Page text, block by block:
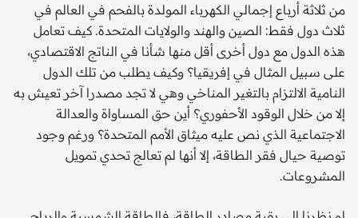
من ثلاثة أرباع إجمالي الكهرباء المولدة بالفحم في العالم في
ثلاث دول فقط: الصين والهند والولايات المتحدة. كيف تعامل
هذه الدول مع دول أخرى أقل منها شأنا في الناتج الاقتصادي،
على سبيل المثال في إفريقيا؟ وكيف يطلب من تلك الدول
النامية الالتزام بالتغير المناخي وهي لا تجد مصدرا آخر تعيش به
إلا من خلال الوقود الأحفوري؟ أين حق المساواة والعدالة
الاجتماعية الذي نص عليه ميثاق الأمم المتحدة؟ ورغم وجود
توصية حيال فقر الطاقة، إلا أنها لم تعالج تحدي تمويل
المشروعات.